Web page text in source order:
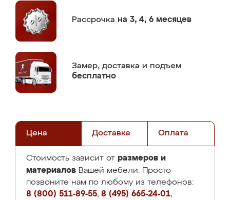
Рассрочка на 3, 4, 6 месяцев
Замер, доставка и подъем
бесплатно
Цена Доставка Оплата
Стоимость зависит от размеров и
материалов Вашей мебели. Просто
позвоните нам по любому из телефонов:
8 (800) 511-89-55, 8 (495) 665-24-01,